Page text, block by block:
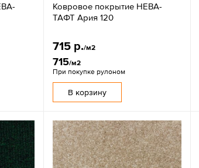
Ковровое покрытие НЕВА-
ТАФТ Ария 120
715 р./м2
715/м2
При покупке рулоном
В корзину